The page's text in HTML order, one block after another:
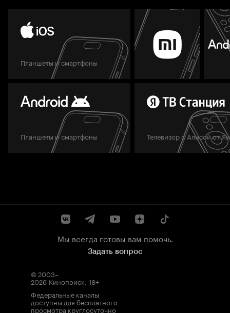
Планшеты и смартфоны
Планшеты и смартфоны Телевизор с Алисой от
Мы всегда готовы вам помочь.
Задать вопрос
© 2003–
2026 Кинопоиск. 18+
Федеральные каналы
доступны для бесплатного
просмотра круглосуточно